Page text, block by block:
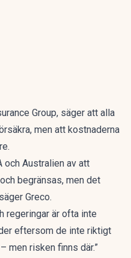
Group, säger att alla
men att kostnaderna
och Australien av att
begränsas, men det
Greco.
regeringar är ofta inte
eftersom de inte riktigt
men risken finns där.”